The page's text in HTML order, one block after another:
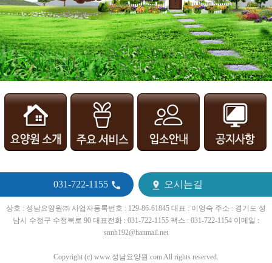
031-722-1155   오시는길
상호 : 성남요양원㈜ 사업자등록번호 : 129-86-61845 대표 : 이영숙 주소 : 경기도 성
남시 수정구 수정북로 90 대표전화 : 031-722-1155 팩스 : 031-722-1154 이메일 :
snnh192@hanmail.net
Copyright (c) www.성남요양원.com All rights reserved.